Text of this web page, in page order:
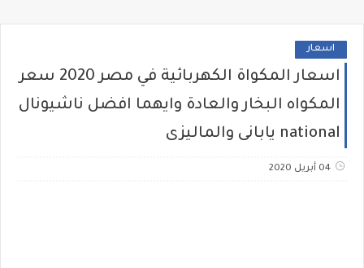
اسعار
اسعار المكواة الكهربائية في مصر 2020 سعر
المكواه البخار والعادة وايهما افضل ناشيونال
national يابانى والماليزى
04 أبريل 2020